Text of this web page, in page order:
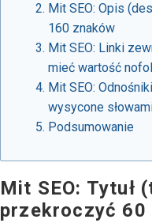
Mit SEO: Opis
160 znaków
Mit SEO: Linki
mieć wartość
Mit SEO:
wysycone
Podsumowanie
Mit SEO: Tytuł
przekroczyć 60